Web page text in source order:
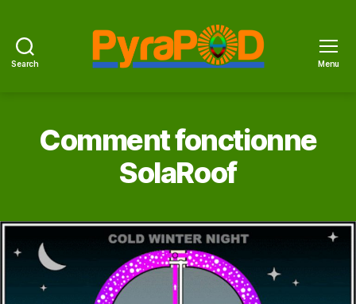
Search
solaire
Menu
Comment fonctionne
SolaRoof